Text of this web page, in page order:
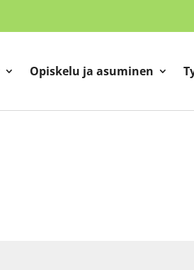
Opiskelu ja asuminen